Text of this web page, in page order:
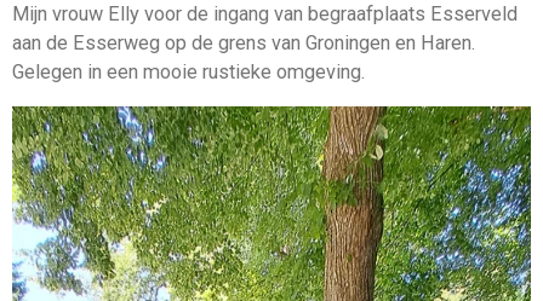
Mijn vrouw Elly voor de ingang van begraafplaats Esserveld
aan de Esserweg op de grens van Groningen en Haren.
Gelegen in een mooie rustieke omgeving.